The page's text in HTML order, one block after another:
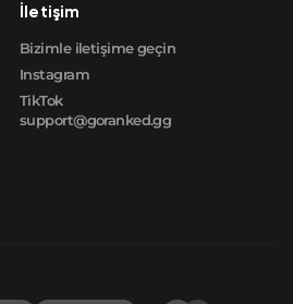
İletişim
Bizimle iletişime geçin
Instagram
TikTok
support@goranked.gg